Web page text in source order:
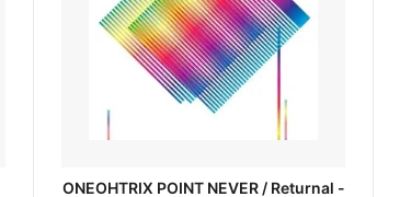
ONEOHTRIX POINT NEVER / Returnal -